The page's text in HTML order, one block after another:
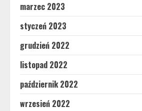
marzec 2023
styczeń 2023
grudzień 2022
listopad 2022
październik 2022
wrzesień 2022